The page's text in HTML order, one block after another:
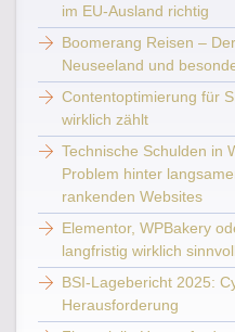
im EU-Ausland richtig
Boomerang Reisen –
Neuseeland und
Contentoptimierung für
wirklich zählt
Technische Schulden in
Problem hinter
rankenden Websites
Elementor, WPBakery
langfristig wirklich
BSI-Lagebericht 2025:
Herausforderung